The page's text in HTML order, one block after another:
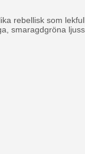
rebellisk som
smaragdgröna